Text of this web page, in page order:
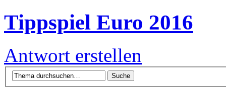
Tippspiel Euro 2016
Antwort erstellen